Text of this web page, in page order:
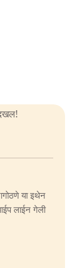
या इथेन
लाईन गेली